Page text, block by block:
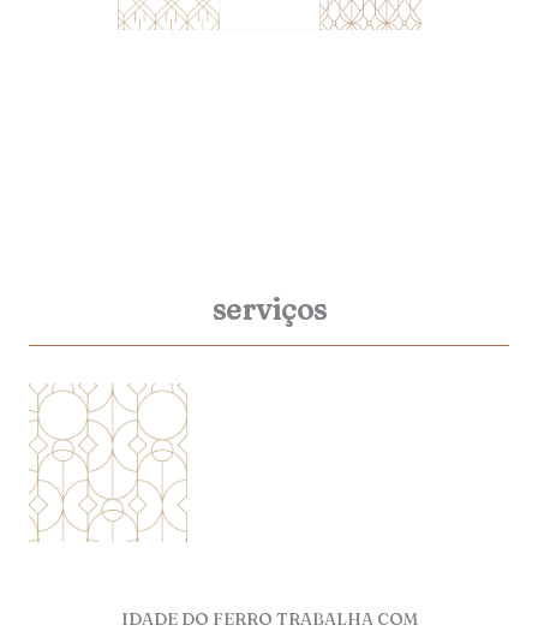
serviços
IDADE DO FERRO TRABALHA COM